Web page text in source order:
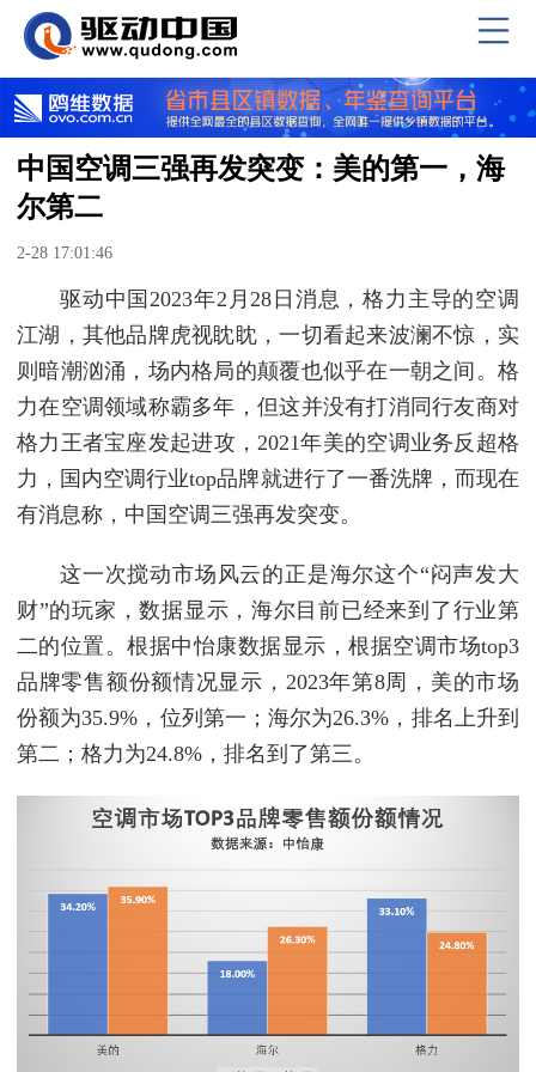
中国空调三强再发突变：美的第一，海
尔第二
2-28 17:01:46
驱动中国2023年2月28日消息，格力主导的空调
江湖，其他品牌虎视眈眈，一切看起来波澜不惊，实
则暗潮汹涌，场内格局的颠覆也似乎在一朝之间。格
力在空调领域称霸多年，但这并没有打消同行友商对
格力王者宝座发起进攻，2021年美的空调业务反超格
力，国内空调行业top品牌就进行了一番洗牌，而现在
有消息称，中国空调三强再发突变。
这一次搅动市场风云的正是海尔这个“闷声发大
财”的玩家，数据显示，海尔目前已经来到了行业第
二的位置。根据中怡康数据显示，根据空调市场top3
品牌零售额份额情况显示，2023年第8周，美的市场
份额为35.9%，位列第一；海尔为26.3%，排名上升到
第二；格力为24.8%，排名到了第三。